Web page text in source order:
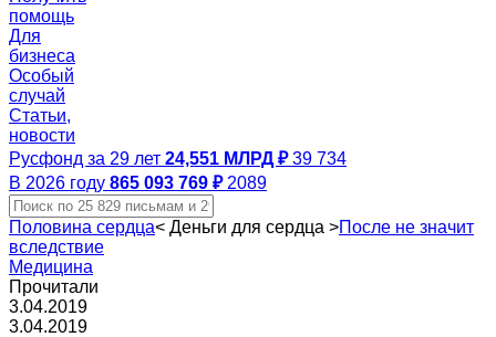
помощь
Для
бизнеса
Особый
случай
Статьи,
новости
Русфонд за 29 лет 24,551 МЛРД ₽ 39 734
В 2026 году 865 093 769 ₽ 2089
Половина сердца< Деньги для сердца >После не значит
вследствие
Медицина
Прочитали
3.04.2019
3.04.2019